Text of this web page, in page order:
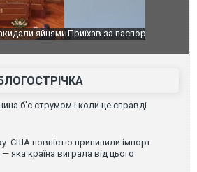
та квартирою": у полон
військових потрапив тезка
Мохамеда Салаха
Одесу
ураганним
б'є струмом і коли це справді
США повністю припинили імпорт
яка країна виграла від цього